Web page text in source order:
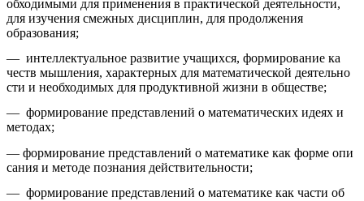
обходимыми для применения в практической деятельности,
для изучения смежных дисциплин, для продолжения
образования;
— интеллектуальное развитие учащихся, формирование ка
честв мышления, характерных для математической деятельно
сти и необходимых для продуктивной жизни в обществе;
— формирование представлений о математических идеях и
методах;
— формирование представлений о математике как форме опи
сания и методе познания действительности;
— формирование представлений о математике как части об